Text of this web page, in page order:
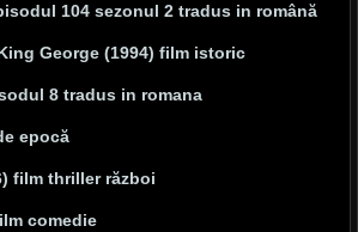
104 sezonul 2 tradus in română
George (1994) film istoric
8 tradus in romana
epocă
film thriller război
comedie